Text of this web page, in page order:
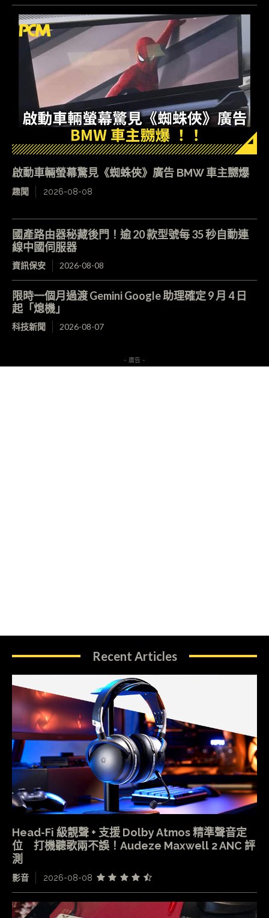
啟動車輛螢幕驚見《蜘蛛俠》廣告 BMW 車主嬲爆
趣聞 2026-08-08
國產路由器秘藏後門！逾 20 款型號每 35 秒自動連
線中國伺服器
資訊保安 2026-08-08
限時一個月過渡 Gemini Google 助理確定 9 月 4 日
起「熄機」
科技新聞 2026-08-07
- 廣告 -
Recent Articles
Head-Fi 級靚聲 + 支援 Dolby Atmos 精準聲音定
位 打機聽歌兩不誤！Audeze Maxwell 2 ANC 評
測
影音 2026-08-08